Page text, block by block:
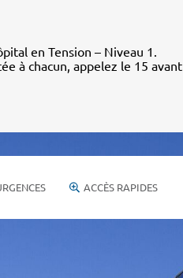
en Tension – Niveau 1.
à chacun, appelez le 15 avant
ACCÈS RAPIDES